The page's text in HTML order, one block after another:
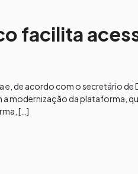
facilita
de acordo com o secretário
modernização da plataforma,
[…]